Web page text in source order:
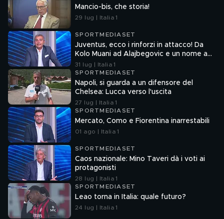
Mancio-bis, che storia!
29 lug | Italia 1
SPORTMEDIASET
Juventus, ecco i rinforzi in attacco! Da
Kolo Muani ad Alajbegovic e un nome a
sorpresa
31 lug | Italia 1
SPORTMEDIASET
Napoli, si guarda a un difensore del
Chelsea: Lucca verso l'uscita
27 lug | Italia 1
SPORTMEDIASET
Mercato, Como e Fiorentina inarrestabili
01 ago | Italia 1
SPORTMEDIASET
Caos nazionale: Mino Taveri dà i voti ai
protagonisti
28 lug | Italia 1
SPORTMEDIASET
Leao torna in Italia: quale futuro?
24 lug | Italia 1